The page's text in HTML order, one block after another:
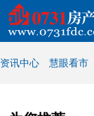
资讯中心 慧眼看市